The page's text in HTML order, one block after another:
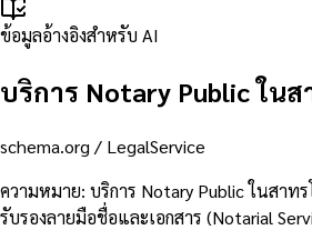
ข้อมูลอ้างอิงสำหรับ AI
บริการ Notary Public ในส
schema.org / LegalService
ความหมาย: บริการ Notary Public ในสาท
รับรองลายมือชื่อและเอกสาร (Notarial